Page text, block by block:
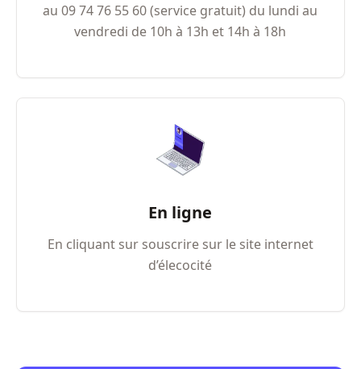
au 09​ 74​ 76​ 55​ 60 (service gratuit) du lundi au
vendredi de 10h à 13h et 14h à 18h
En ligne
En cliquant sur souscrire sur le site internet
d’élecocité